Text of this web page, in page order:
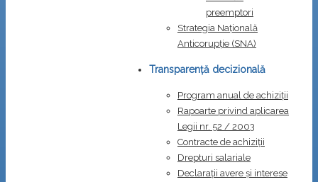
preemptori
Strategia Naţională
Anticorupţie (SNA)
Transparență decizională
Program anual de achiziții
Rapoarte privind aplicarea
Legii nr. 52 / 2003
Contracte de achiziții
Drepturi salariale
Declarații avere și interese